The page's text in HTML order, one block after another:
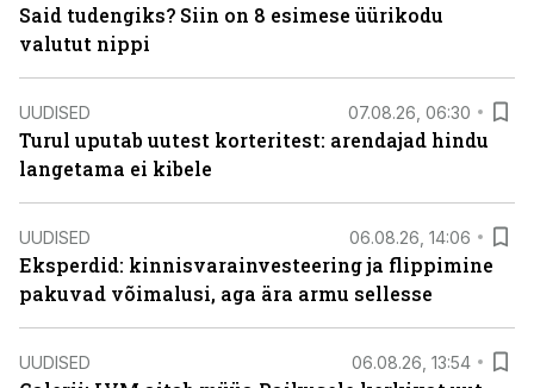
Said tudengiks? Siin on 8 esimese üürikodu
valutut nippi
UUDISED 07.08.26, 06:30
Turul uputab uutest korteritest: arendajad hindu
langetama ei kibele
UUDISED 06.08.26, 14:06
Eksperdid: kinnisvarainvesteering ja flippimine
pakuvad võimalusi, aga ära armu sellesse
UUDISED 06.08.26, 13:54